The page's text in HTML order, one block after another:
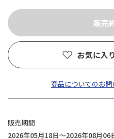
お気に入
商品についてのお
販売期間
2026年05月18日～2026年08月06